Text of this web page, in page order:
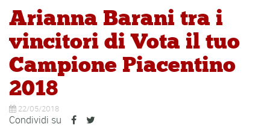
Arianna Barani tra i
vincitori di Vota il tuo
Campione Piacentino
2018
22/05/2018
Condividi su